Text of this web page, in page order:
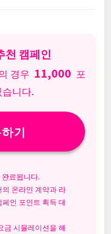
천 캠페인
경우 11,000 포
니다.
기
료됩니다.
온라인 계약과 라
인 포인트 획득 대
금 시뮬레이션을 해